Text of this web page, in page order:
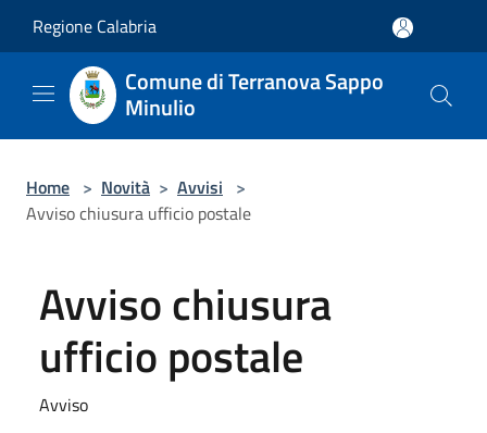
Regione Calabria
Comune di Terranova Sappo
Minulio
Home > Novità > Avvisi >
Avviso chiusura ufficio postale
Avviso chiusura
ufficio postale
Avviso